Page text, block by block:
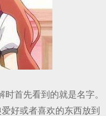
首先看到的就是名字。
好或者喜欢的东西放到